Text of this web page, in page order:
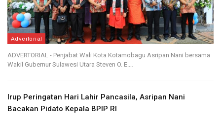
Advertorial
ADVERTORIAL - Penjabat Wali Kota Kotamobagu Asripan Nani bersama
Wakil Gubernur Sulawesi Utara Steven O. E.…
Irup Peringatan Hari Lahir Pancasila, Asripan Nani
Bacakan Pidato Kepala BPIP RI